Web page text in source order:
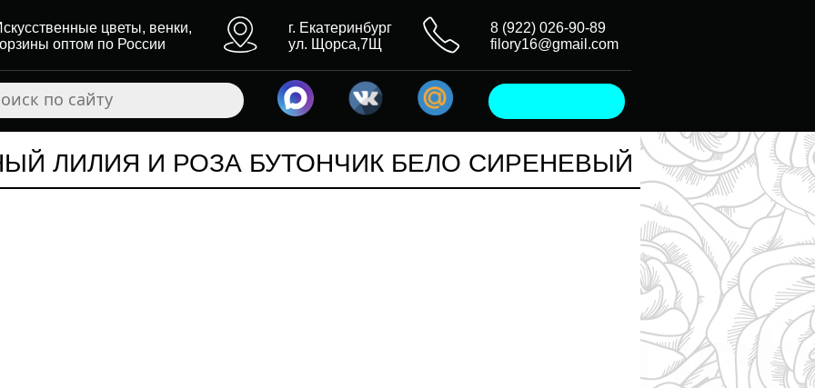
цветы, венки,
оптом по России
г. Екатеринбург
ул. Щорса,7Щ
8 (922) 026-90-89
filory16@gmail.com
ЛИЛИЯ И РОЗА БУТОНЧИК БЕЛО СИРЕНЕВЫЙ